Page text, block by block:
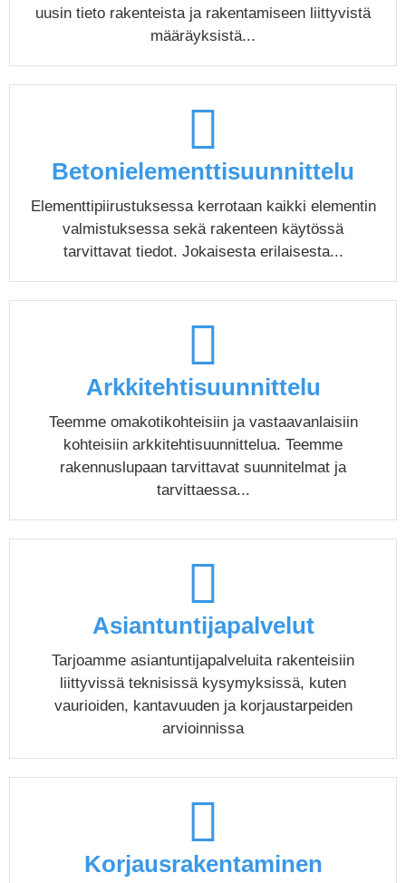
uusin tieto rakenteista ja rakentamiseen liittyvistä
määräyksistä...
Betonielementtisuunnittelu
Elementtipiirustuksessa kerrotaan kaikki elementin
valmistuksessa sekä rakenteen käytössä
tarvittavat tiedot. Jokaisesta erilaisesta...
Arkkitehtisuunnittelu
Teemme omakotikohteisiin ja vastaavanlaisiin
kohteisiin arkkitehtisuunnittelua. Teemme
rakennuslupaan tarvittavat suunnitelmat ja
tarvittaessa...
Asiantuntijapalvelut
Tarjoamme asiantuntijapalveluita rakenteisiin
liittyvissä teknisissä kysymyksissä, kuten
vaurioiden, kantavuuden ja korjaustarpeiden
arvioinnissa
Korjausrakentaminen